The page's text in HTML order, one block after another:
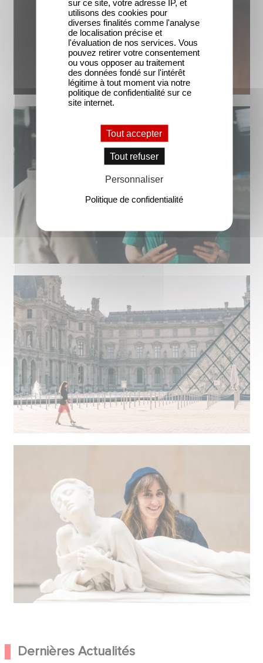
Dernières Actualités
sur ce site, votre adresse IP, et
utilisons des cookies pour
diverses finalités comme l'analyse
de localisation précise et
l'évaluation de nos services. Vous
pouvez retirer votre consentement
ou vous opposer au traitement
des données fondé sur l'intérêt
légitime à tout moment via notre
politique de confidentialité sur ce
site internet.
Tout accepter
Tout refuser
Personnaliser
Politique de confidentialité